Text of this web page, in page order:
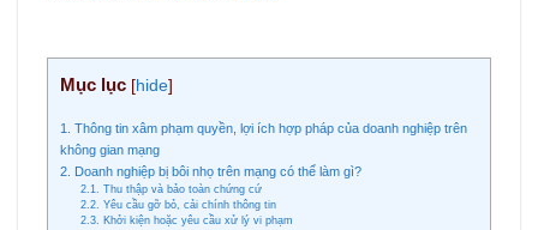
Mục lục [hide]
1. Thông tin xâm phạm quyền, lợi ích hợp pháp của doanh nghiệp trên
không gian mạng
2. Doanh nghiệp bị bôi nhọ trên mạng có thể làm gì?
2.1. Thu thập và bảo toàn chứng cứ
2.2. Yêu cầu gỡ bỏ, cải chính thông tin
2.3. Khởi kiện hoặc yêu cầu xử lý vi phạm